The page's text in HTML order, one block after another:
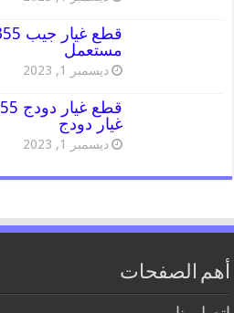
مستعمل
ديسمبر 1, 2023
غيار دودج
ديسمبر 1, 2023
أهم الصفحات